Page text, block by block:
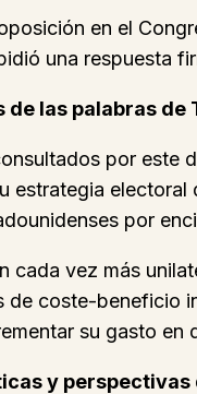
en el
una respuesta
las palabras de
por este
estrategia
por
cada vez más
de coste-beneficio
su gasto en
y perspectivas